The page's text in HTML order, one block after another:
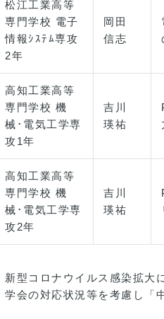
松江工業高等
専門学校 電子
情報ｼｽﾃﾑ専攻
2年
岡田
信志
高知工業高等
専門学校 機
械･電気工学専
攻1年
吉川
瑛祐
高知工業高等
専門学校 機
械･電気工学専
攻2年
吉川
瑛祐
新型コロナウイルス感染拡大
学会の対応状況等を考慮し「